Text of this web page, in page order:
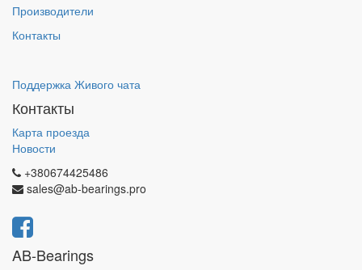
Производители
Контакты
Поддержка Живого чата
Контакты
Карта проезда
Новости
+380674425486
sales@ab-bearings.pro
AB-Bearings